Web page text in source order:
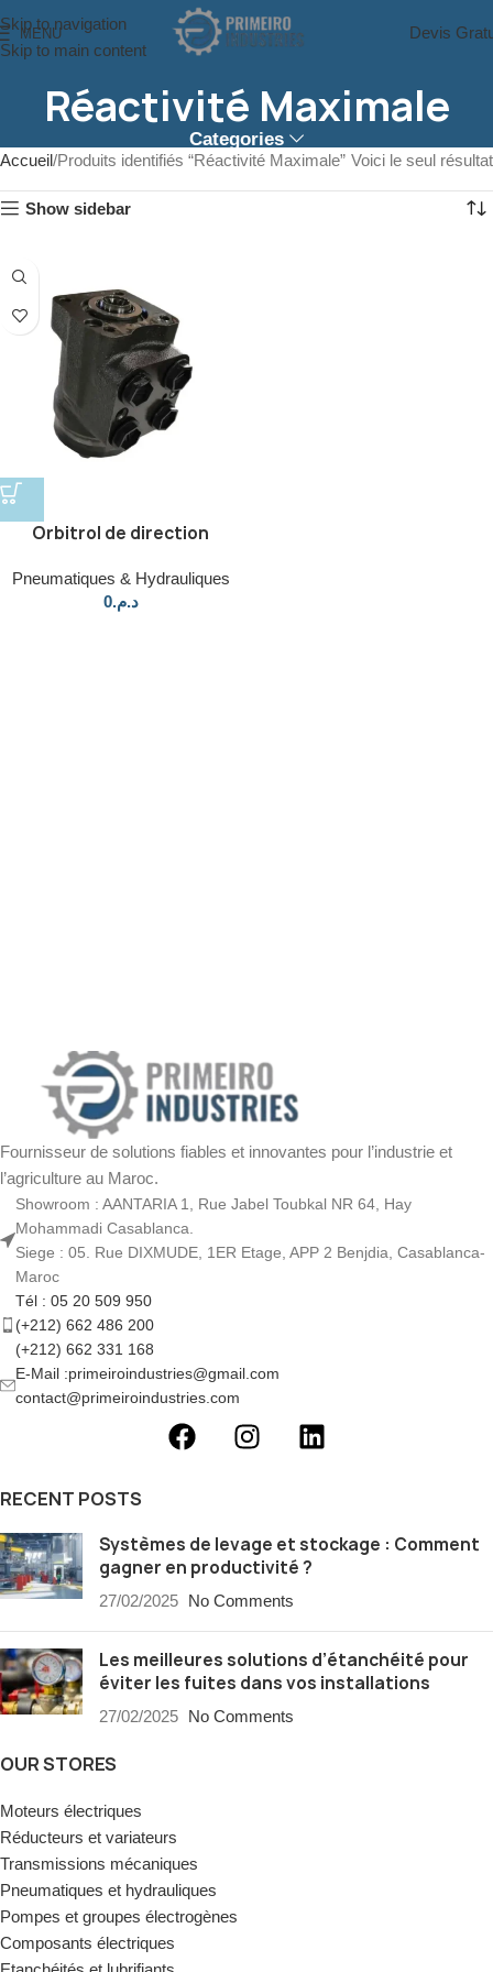
Skip to navigation
Skip to main content
MENU Devis
Réactivité Maximale
Categories
Accueil Produits identifiés “Réactivité Maximale” Voici le seul résultat
Show sidebar
Orbitrol de direction
Pneumatiques & Hydrauliques
د.م.0
Fournisseur de solutions fiables et innovantes pour l’industrie et
l’agriculture au Maroc.
Showroom : AANTARIA 1, Rue Jabel Toubkal NR 64, Hay
Mohammadi Casablanca.
Siege : 05. Rue DIXMUDE, 1ER Etage, APP 2 Benjdia, Casablanca-
Maroc
Tél : 05 20 509 950
(+212) 662 486 200
(+212) 662 331 168
E-Mail :primeiroindustries@gmail.com
contact@primeiroindustries.com
RECENT POSTS
Systèmes de levage et stockage : Comment
gagner en productivité ?
27/02/2025 No Comments
Les meilleures solutions d’étanchéité pour
éviter les fuites dans vos installations
27/02/2025 No Comments
OUR STORES
Moteurs électriques
Réducteurs et variateurs
Transmissions mécaniques
Pneumatiques et hydrauliques
Pompes et groupes électrogènes
Composants électriques